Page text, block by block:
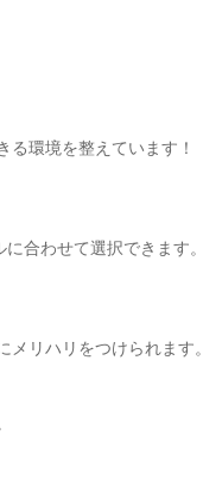
環境を整えています！
合わせて選択できます。
メリハリをつけられます。